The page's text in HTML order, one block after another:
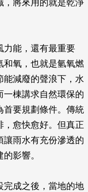
，將來用的就是乾淨
力能，還有最重要
和氧，也就是氫氧燃
能減廢的聲浪下，水
一棟講求自然環保的
首要規劃條件。傳統
，愈快愈好。但真正
讓雨水有充份滲透的
影響。
完成之後，當地的地